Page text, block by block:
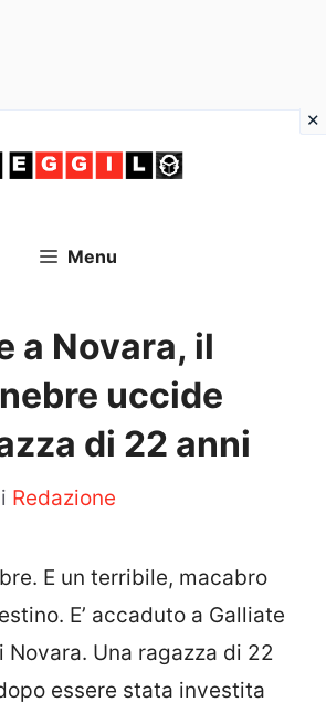
Menu
a Novara, il
uccide
di 22 anni
Redazione
E un terribile, macabro
E’ accaduto a Galliate
Una ragazza di 22
essere stata investita